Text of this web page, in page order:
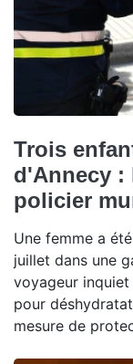
Trois
d'Annecy :
policier
Une femme a
juillet dans une
voyageur
pour
mesure de